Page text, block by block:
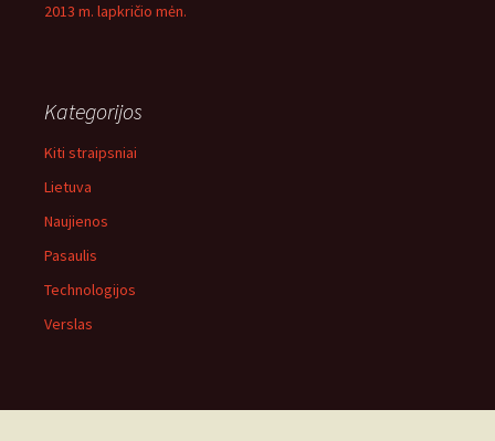
2013 m. lapkričio mėn.
Kategorijos
Kiti straipsniai
Lietuva
Naujienos
Pasaulis
Technologijos
Verslas